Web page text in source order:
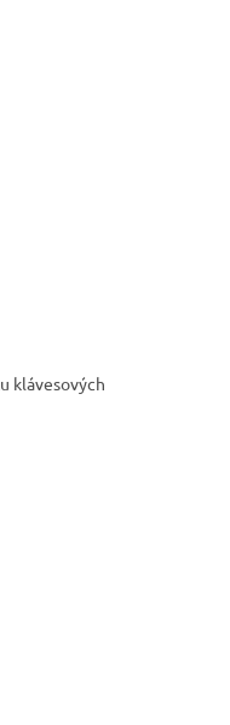
klávesových